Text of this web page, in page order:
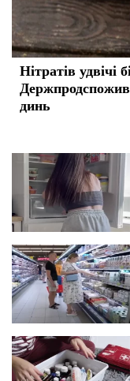
Нітратів удвічі
динь